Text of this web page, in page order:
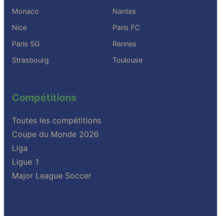
Monaco
Nantes
Nice
Paris FC
Paris SG
Rennes
Strasbourg
Toulouse
Compétitions
Toutes les compétitions
Coupe du Monde 2026
Liga
Ligue 1
Major League Soccer